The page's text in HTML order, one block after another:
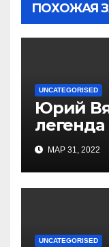
ПОХОЖАЯ
UNCATEGORISED
Юрий
легенда
спорта
МАР 31, 2022
UNCATEGORISED